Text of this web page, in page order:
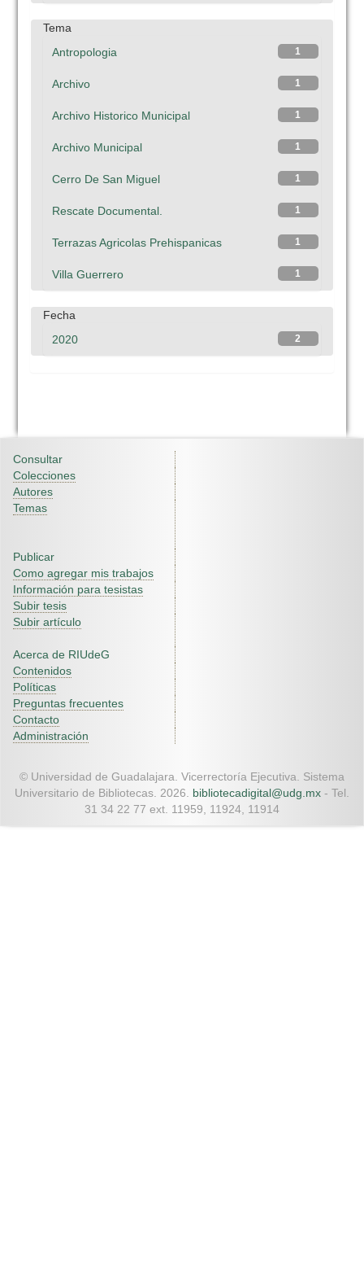
Tema
1
Antropologia
1
Archivo
1
Archivo Historico Municipal
1
Archivo Municipal
1
Cerro De San Miguel
1
Rescate Documental.
1
Terrazas Agricolas Prehispanicas
1
Villa Guerrero
Fecha
2
2020
Consultar
Colecciones
Autores
Temas
Publicar
Como agregar mis trabajos
Información para tesistas
Subir tesis
Subir artículo
Acerca de RIUdeG
Contenidos
Políticas
Preguntas frecuentes
Contacto
Administración
© Universidad de Guadalajara. Vicerrectoría Ejecutiva. Sistema
Universitario de Bibliotecas. 2026. bibliotecadigital@udg.mx - Tel.
31 34 22 77 ext. 11959, 11924, 11914